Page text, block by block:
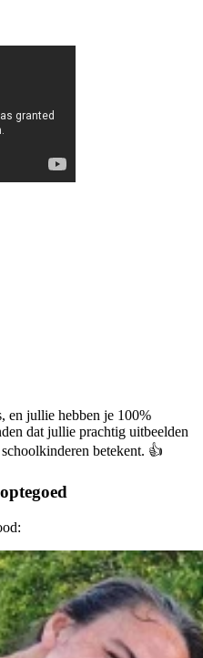
en jullie hebben je 100%
dat jullie prachtig uitbeelden
betekent. 👍